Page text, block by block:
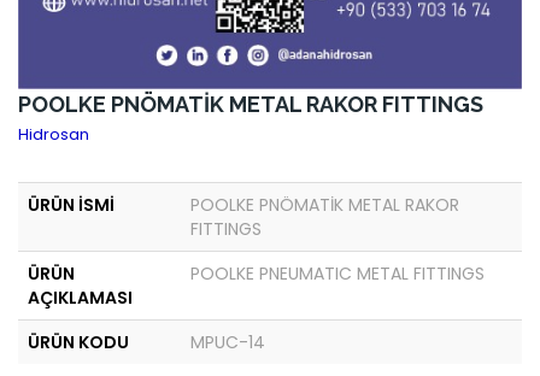
POOLKE PNÖMATİK METAL RAKOR FITTINGS
Hidrosan
ÜRÜN İSMİ
POOLKE PNÖMATİK METAL RAKOR
FITTINGS
ÜRÜN
AÇIKLAMASI
POOLKE PNEUMATIC METAL FITTINGS
ÜRÜN KODU MPUC-14